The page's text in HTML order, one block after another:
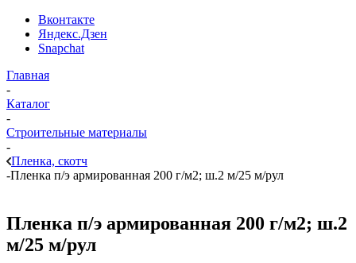
Вконтакте
Яндекс.Дзен
Snapchat
Главная
-
Каталог
-
Строительные материалы
-
Пленка, скотч
-Пленка п/э армированная 200 г/м2; ш.2 м/25 м/рул
Пленка п/э армированная 200 г/м2; ш.2
м/25 м/рул